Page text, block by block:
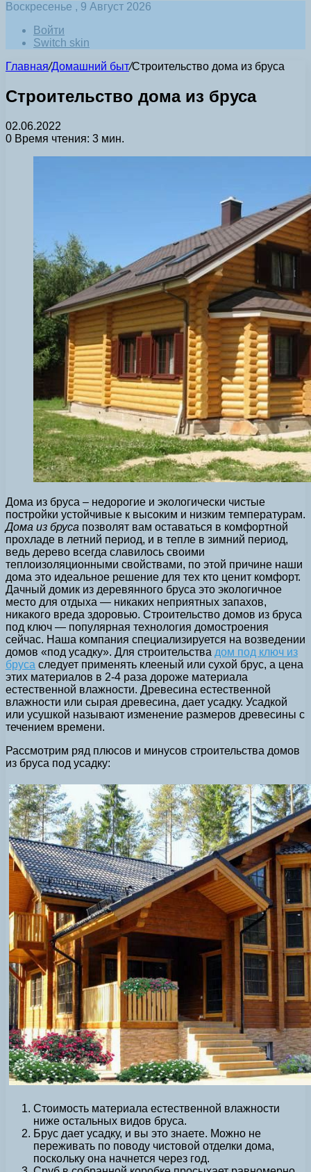
Воскресенье , 9 Август 2026
Войти
Switch skin
Главная/Домашний быт/Строительство дома из бруса
Строительство дома из бруса
02.06.2022
0 Время чтения: 3 мин.
Дома из бруса – недорогие и экологически чистые
постройки устойчивые к высоким и низким температурам.
Дома из бруса позволят вам оставаться в комфортной
прохладе в летний период, и в тепле в зимний период,
ведь дерево всегда славилось своими
теплоизоляционными свойствами, по этой причине наши
дома это идеальное решение для тех кто ценит комфорт.
Дачный домик из деревянного бруса это экологичное
место для отдыха — никаких неприятных запахов,
никакого вреда здоровью. Строительство домов из бруса
под ключ — популярная технология домостроения
сейчас. Наша компания специализируется на возведении
домов «под усадку». Для строительства дом под ключ из
бруса следует применять клееный или сухой брус, а цена
этих материалов в 2-4 раза дороже материала
естественной влажности. Древесина естественной
влажности или сырая древесина, дает усадку. Усадкой
или усушкой называют изменение размеров древесины с
течением времени.
Рассмотрим ряд плюсов и минусов строительства домов
из бруса под усадку:
Стоимость материала естественной влажности
ниже остальных видов бруса.
Брус дает усадку, и вы это знаете. Можно не
переживать по поводу чистовой отделки дома,
поскольку она начнется через год.